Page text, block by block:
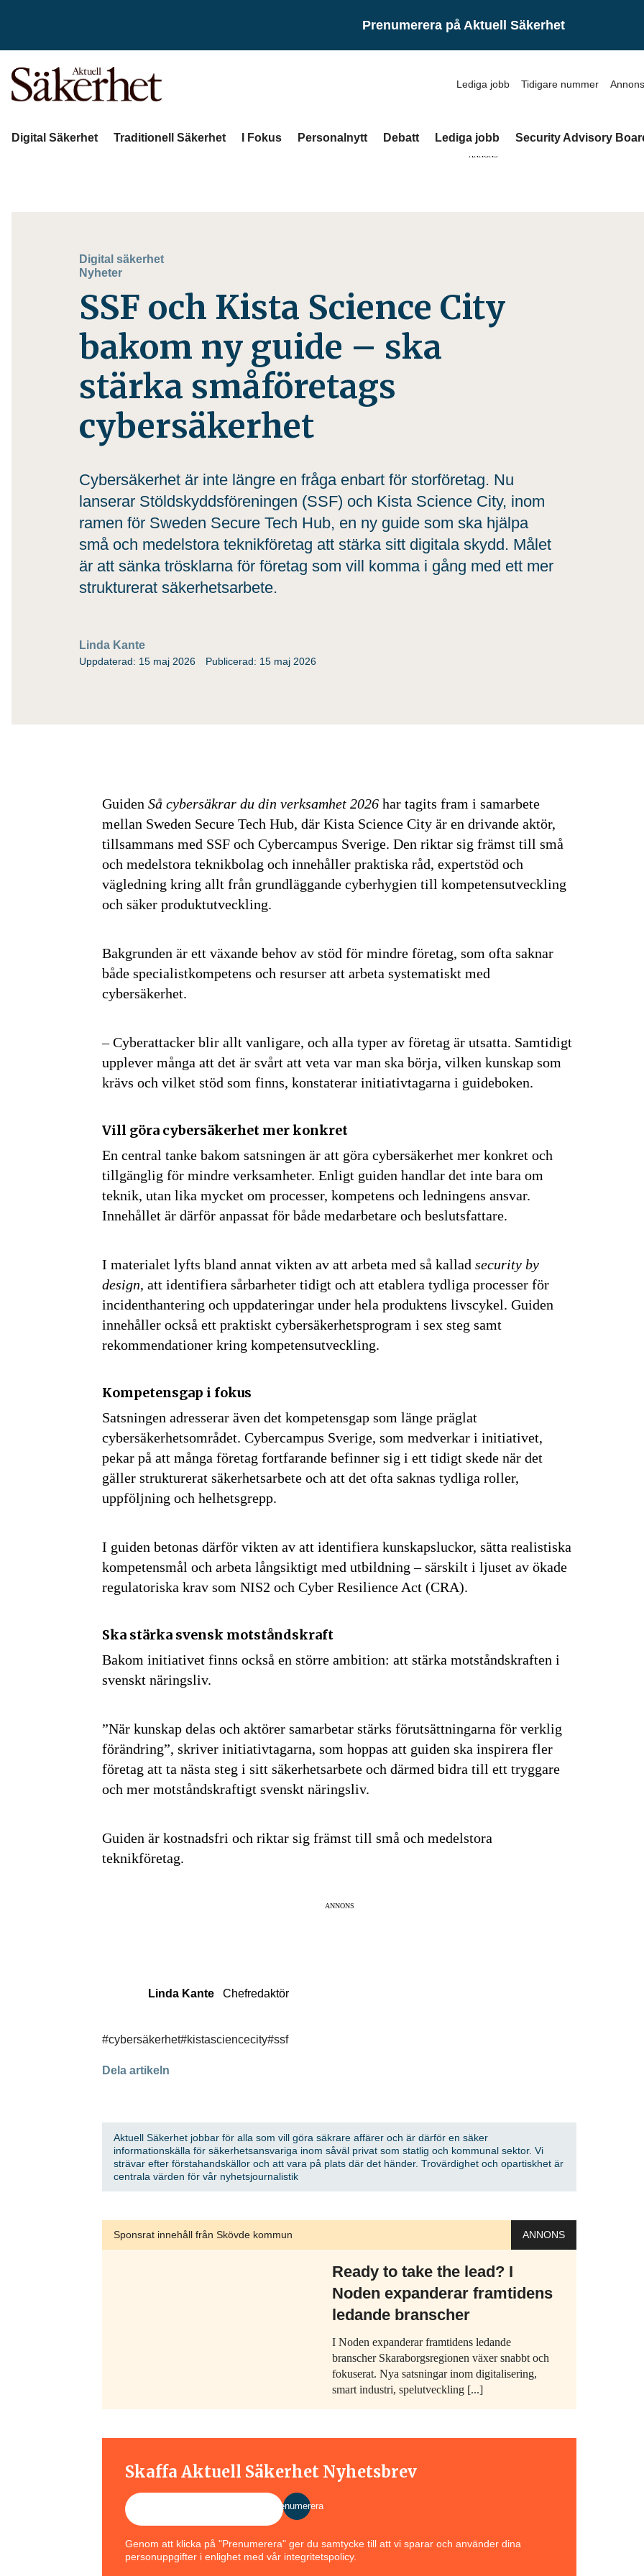
Prenumerera på Aktuell Säkerhet
Lediga jobb Tidigare nummer
Digital Säkerhet Traditionell Säkerhet I Fokus Personalnytt Debatt Lediga jobb Security Advisory
ANNONS
Digital säkerhet
Nyheter
SSF och Kista Science City
bakom ny guide – ska
stärka småföretags
cybersäkerhet
Cybersäkerhet är inte längre en fråga enbart för storföretag. Nu
lanserar Stöldskyddsföreningen (SSF) och Kista Science City, inom
ramen för Sweden Secure Tech Hub, en ny guide som ska hjälpa
små och medelstora teknikföretag att stärka sitt digitala skydd. Målet
är att sänka trösklarna för företag som vill komma i gång med ett mer
strukturerat säkerhetsarbete.
Linda Kante
Uppdaterad: 15 maj 2026 Publicerad: 15 maj 2026
Guiden Så cybersäkrar du din verksamhet 2026 har tagits fram i samarbete
mellan Sweden Secure Tech Hub, där Kista Science City är en drivande aktör,
tillsammans med SSF och Cybercampus Sverige. Den riktar sig främst till små
och medelstora teknikbolag och innehåller praktiska råd, expertstöd och
vägledning kring allt från grundläggande cyberhygien till kompetensutveckling
och säker produktutveckling.
Bakgrunden är ett växande behov av stöd för mindre företag, som ofta saknar
både specialistkompetens och resurser att arbeta systematiskt med
cybersäkerhet.
– Cyberattacker blir allt vanligare, och alla typer av företag är utsatta. Samtidigt
upplever många att det är svårt att veta var man ska börja, vilken kunskap som
krävs och vilket stöd som finns, konstaterar initiativtagarna i guideboken.
Vill göra cybersäkerhet mer konkret
En central tanke bakom satsningen är att göra cybersäkerhet mer konkret och
tillgänglig för mindre verksamheter. Enligt guiden handlar det inte bara om
teknik, utan lika mycket om processer, kompetens och ledningens ansvar.
Innehållet är därför anpassat för både medarbetare och beslutsfattare.
I materialet lyfts bland annat vikten av att arbeta med så kallad security by
design, att identifiera sårbarheter tidigt och att etablera tydliga processer för
incidenthantering och uppdateringar under hela produktens livscykel. Guiden
innehåller också ett praktiskt cybersäkerhetsprogram i sex steg samt
rekommendationer kring kompetensutveckling.
Kompetensgap i fokus
Satsningen adresserar även det kompetensgap som länge präglat
cybersäkerhetsområdet. Cybercampus Sverige, som medverkar i initiativet,
pekar på att många företag fortfarande befinner sig i ett tidigt skede när det
gäller strukturerat säkerhetsarbete och att det ofta saknas tydliga roller,
uppföljning och helhetsgrepp.
I guiden betonas därför vikten av att identifiera kunskapsluckor, sätta realistiska
kompetensmål och arbeta långsiktigt med utbildning – särskilt i ljuset av ökade
regulatoriska krav som NIS2 och Cyber Resilience Act (CRA).
Ska stärka svensk motståndskraft
Bakom initiativet finns också en större ambition: att stärka motståndskraften i
svenskt näringsliv.
”När kunskap delas och aktörer samarbetar stärks förutsättningarna för verklig
förändring”, skriver initiativtagarna, som hoppas att guiden ska inspirera fler
företag att ta nästa steg i sitt säkerhetsarbete och därmed bidra till ett tryggare
och mer motståndskraftigt svenskt näringsliv.
Guiden är kostnadsfri och riktar sig främst till små och medelstora
teknikföretag.
ANNONS
Linda Kante Chefredaktör
#cybersäkerhet#kistasciencecity#ssf
Dela artikeln
Aktuell Säkerhet jobbar för alla som vill göra säkrare affärer och är därför en säker
informationskälla för säkerhetsansvariga inom såväl privat som statlig och kommunal sektor. Vi
strävar efter förstahandskällor och att vara på plats där det händer. Trovärdighet och opartiskhet är
centrala värden för vår nyhetsjournalistik
Sponsrat innehåll från Skövde kommun ANNONS
Ready to take the lead? I
Noden expanderar framtidens
ledande branscher
I Noden expanderar framtidens ledande
branscher Skaraborgsregionen växer snabbt och
fokuserat. Nya satsningar inom digitalisering,
smart industri, spelutveckling [...]
Skaffa Aktuell Säkerhet Nyhetsbrev
Prenumerera
Genom att klicka på "Prenumerera" ger du samtycke till att vi sparar och använder dina
personuppgifter i enlighet med vår integritetspolicy.
säkerhetsinformationen
först